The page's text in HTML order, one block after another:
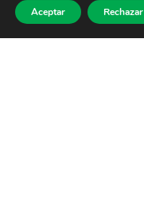
Aceptar Rechazar